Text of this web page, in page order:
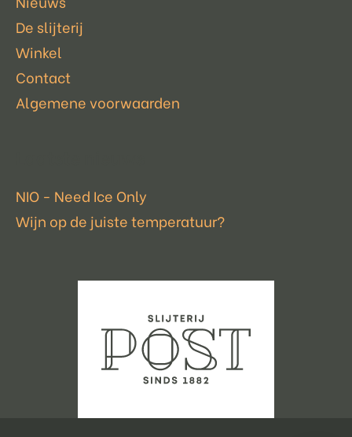
De slijterij
Winkel
Contact
Algemene voorwaarden
NIO - Need Ice Only
Wijn op de juiste temperatuur?